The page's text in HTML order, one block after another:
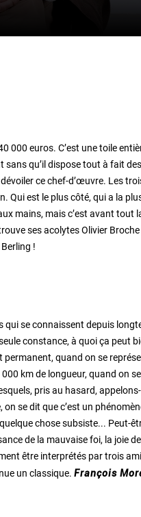
000 euros. C’est une toile
qu’il dispose tout à fait
ce chef-d’œuvre. Les
Qui est le plus côté, qui a la
mains, mais c’est avant
ses acolytes Olivier
!
qui se connaissent depuis
constance, à quoi ça peut
quand on se
km de longueur, quand on
pris au hasard,
se dit que c’est un
chose subsiste... Peut-
de la mauvaise foi, la joie
être interprétés par trois
un classique. François